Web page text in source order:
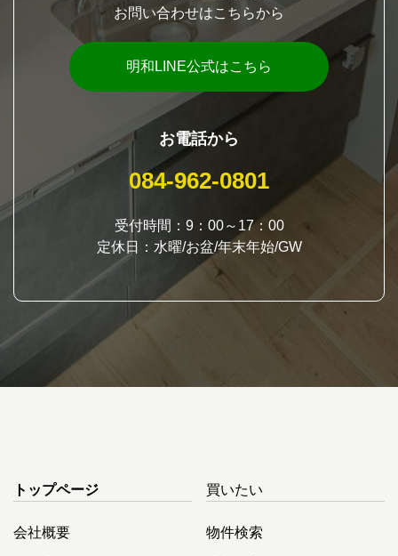
お問い合わせはこちらから
明和LINE公式はこちら
お電話から
084-962-0801
受付時間：9：00～17：00
定休日：水曜/お盆/年末年始/GW
トップページ
会社概要
買いたい
物件検索